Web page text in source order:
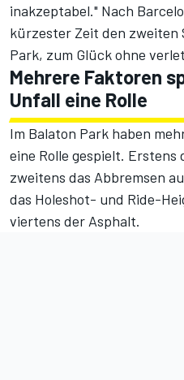
inakzeptabel." Nach
kürzester Zeit den zweiten
Park, zum Glück ohne
Mehrere Faktoren
Unfall eine Rolle
Im Balaton Park haben
eine Rolle gespielt. Erstens
zweitens das Abbremsen
das Holeshot- und Ride-
viertens der Asphalt.